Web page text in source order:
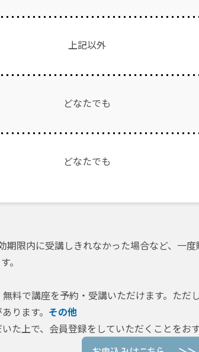
上記以外
どなたでも
どなたでも
期限内に受講しきれなかった場合など、一
。
料で講座を予約・受講いただけます。ただ
ります。 その他
た上で、会員登録をしていただくことをおす